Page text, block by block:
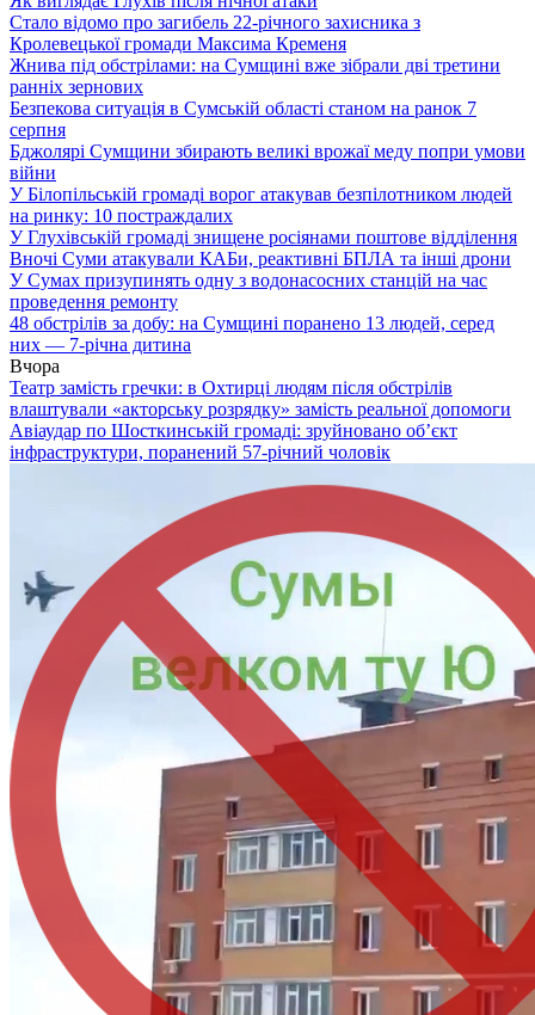
Стало відомо про загибель 22-річного захисника з
Кролевецької громади Максима Кременя
Жнива під обстрілами: на Сумщині вже зібрали дві третини
ранніх зернових
Безпекова ситуація в Сумській області станом на ранок 7
серпня
Бджолярі Сумщини збирають великі врожаї меду попри умови
війни
У Білопільській громаді ворог атакував безпілотником людей
на ринку: 10 постраждалих
У Глухівській громаді знищене росіянами поштове відділення
Вночі Суми атакували КАБи, реактивні БПЛА та інші дрони
У Сумах призупинять одну з водонасосних станцій на час
проведення ремонту
48 обстрілів за добу: на Сумщині поранено 13 людей, серед
них — 7-річна дитина
Вчора
Театр замість гречки: в Охтирці людям після обстрілів
влаштували «акторську розрядку» замість реальної допомоги
Авіаудар по Шосткинській громаді: зруйновано об’єкт
інфраструктури, поранений 57-річний чоловік